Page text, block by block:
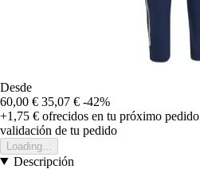
Desde
60,00 € 35,07 € -42%
+1,75 € ofrecidos en tu próximo pedido
validación de tu pedido
Loading...
Descripción